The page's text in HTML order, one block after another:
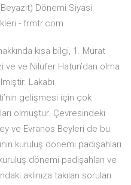
Dönemi Siyasi
- frmtr.com
kısa bilgi, 1. Murat
ve ve Nilüfer Hatun’dan olma
Lakabı
gelişmesi için çok
olmuştur. Çevresindeki
ve Evranos Beyleri de bu
kuruluş dönemi padişahları
dönemi padişahları ve
aklınıza takılan soruları